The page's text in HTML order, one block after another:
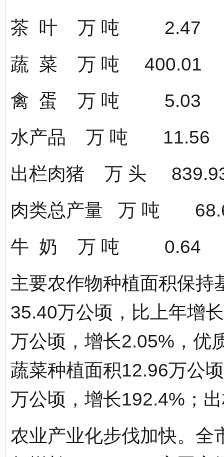
茶 叶 万 吨
蔬 菜 万 吨
禽 蛋 万 吨
水产品 万 吨
出栏肉猪 万 头
肉类总产量 万
牛 奶 万 吨
主要农作物种植面积保持
35.40万公顷，比上年增
万公顷，增长2.05%，优
蔬菜种植面积12.96万公
万公顷，增长192.4%；
农业产业化步伐加快。全